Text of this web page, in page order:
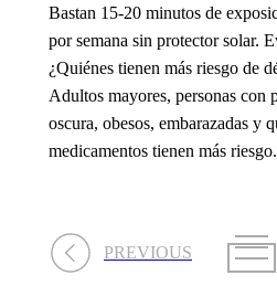
Bastan 15-20 minutos de
por semana sin protector solar.
¿Quiénes tienen más riesgo de
Adultos mayores, personas con
oscura, obesos, embarazadas y
medicamentos tienen más riesgo.
PREVIOUS